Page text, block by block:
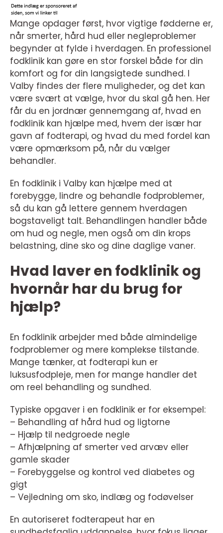
Mange opdager først, hvor vigtige fødderne er,
når smerter, hård hud eller negleproblemer
begynder at fylde i hverdagen. En professionel
fodklinik kan gøre en stor forskel både for din
komfort og for din langsigtede sundhed. I
Valby findes der flere muligheder, og det kan
være svært at vælge, hvor du skal gå hen. Her
får du en jordnær gennemgang af, hvad en
fodklinik kan hjælpe med, hvem der især har
gavn af fodterapi, og hvad du med fordel kan
være opmærksom på, når du vælger
behandler.
En fodklinik i Valby kan hjælpe med at
forebygge, lindre og behandle fodproblemer,
så du kan gå lettere gennem hverdagen
bogstaveligt talt. Behandlingen handler både
om hud og negle, men også om din krops
belastning, dine sko og dine daglige vaner.
Hvad laver en fodklinik og
hvornår har du brug for
hjælp?
En fodklinik arbejder med både almindelige
fodproblemer og mere komplekse tilstande.
Mange tænker, at fodterapi kun er
luksusfodpleje, men for mange handler det
om reel behandling og sundhed.
Typiske opgaver i en fodklinik er for eksempel:
– Behandling af hård hud og ligtorne
– Hjælp til nedgroede negle
– Afhjælpning af smerter ved arvæv eller
gamle skader
– Forebyggelse og kontrol ved diabetes og
gigt
– Vejledning om sko, indlæg og fodøvelser
En autoriseret fodterapeut har en